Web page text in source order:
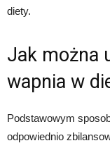
diety.
Jak można
wapnia w
Podstawowym
odpowiednio